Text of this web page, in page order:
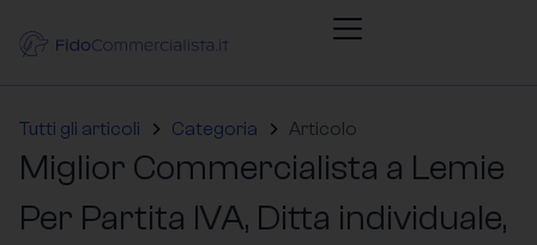
Tutti gli articoli Categoria Articolo
Miglior Commercialista a Lemie
Per Partita IVA, Ditta individuale,